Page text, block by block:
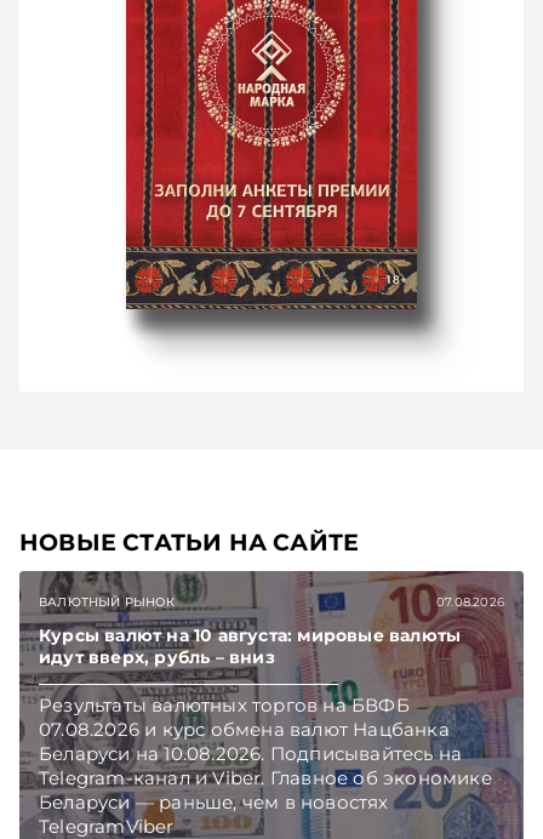
НОВЫЕ СТАТЬИ НА САЙТЕ
ВАЛЮТНЫЙ РЫНОК 07.08.2026
Курсы валют на 10 августа: мировые валюты
идут вверх, рубль – вниз
Результаты валютных торгов на БВФБ
07.08.2026 и курс обмена валют Нацбанка
Беларуси на 10.08.2026. Подписывайтесь на
Telegram‑канал и Viber. Главное об экономике
Беларуси — раньше, чем в новостях
TelegramViber